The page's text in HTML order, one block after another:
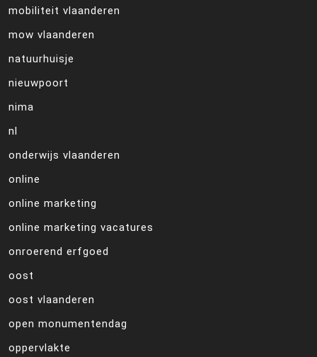
mobiliteit vlaanderen
mow vlaanderen
natuurhuisje
nieuwpoort
nima
nl
onderwijs vlaanderen
online
online marketing
online marketing vacatures
onroerend erfgoed
oost
oost vlaanderen
open monumentendag
oppervlakte